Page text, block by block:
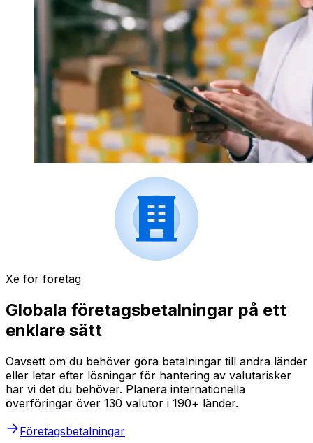
Xe för företag
Globala företagsbetalningar på ett
enklare sätt
Oavsett om du behöver göra betalningar till andra länder
eller letar efter lösningar för hantering av valutarisker
har vi det du behöver. Planera internationella
överföringar över 130 valutor i 190+ länder.
Företagsbetalningar